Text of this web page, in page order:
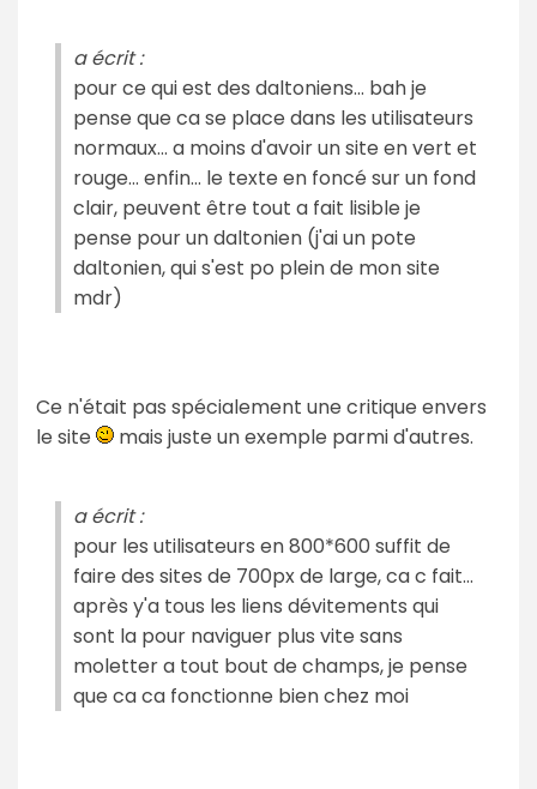
a écrit :
pour ce qui est des daltoniens... bah je
pense que ca se place dans les utilisateurs
normaux... a moins d'avoir un site en vert et
rouge... enfin... le texte en foncé sur un fond
clair, peuvent être tout a fait lisible je
pense pour un daltonien (j'ai un pote
daltonien, qui s'est po plein de mon site
mdr)
Ce n'était pas spécialement une critique envers
le site
mais juste un exemple parmi d'autres.
a écrit :
pour les utilisateurs en 800*600 suffit de
faire des sites de 700px de large, ca c fait...
après y'a tous les liens dévitements qui
sont la pour naviguer plus vite sans
moletter a tout bout de champs, je pense
que ca ca fonctionne bien chez moi